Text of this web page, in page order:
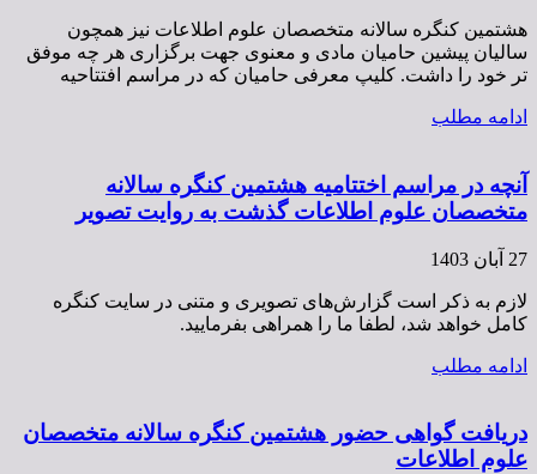
هشتمین کنگره سالانه متخصصان علوم اطلاعات نیز همچون
سالیان پیشین حامیان مادی و معنوی جهت برگزاری هر چه موفق
تر خود را داشت. کلیپ معرفی حامیان که در مراسم افتتاحیه
ادامه مطلب
آنچه در مراسم اختتامیه هشتمین کنگره سالانه
متخصصان علوم اطلاعات گذشت به روایت تصویر
27 آبان 1403
لازم به ذکر است گزارش‌های تصویری و متنی در سایت کنگره
کامل خواهد شد، لطفا ما را همراهی بفرمایید.
ادامه مطلب
دریافت گواهی حضور هشتمین کنگره سالانه متخصصان
علوم اطلاعات